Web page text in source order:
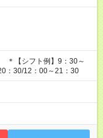
＊【シフト例】9：30～
：30/12：00～21：30